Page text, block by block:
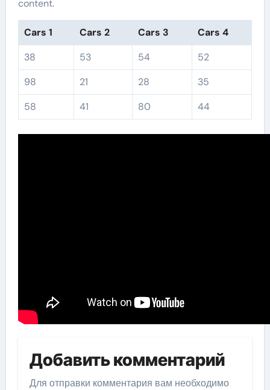
content.
Cars 1 Cars 2 Cars 3
Cars 4
38
53 54
52
98
21 28
35
58
41 80 44
Добавить комментарий
Для отправки комментария вам необходимо